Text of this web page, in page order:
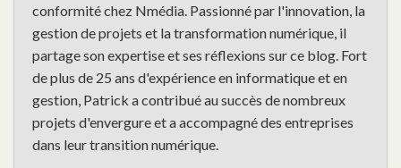
conformité chez Nmédia. Passionné par l'innovation, la
gestion de projets et la transformation numérique, il
partage son expertise et ses réflexions sur ce blog. Fort
de plus de 25 ans d'expérience en informatique et en
gestion, Patrick a contribué au succès de nombreux
projets d'envergure et a accompagné des entreprises
dans leur transition numérique.